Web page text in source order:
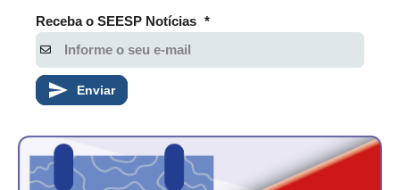
Receba o SEESP Notícias *
Enviar